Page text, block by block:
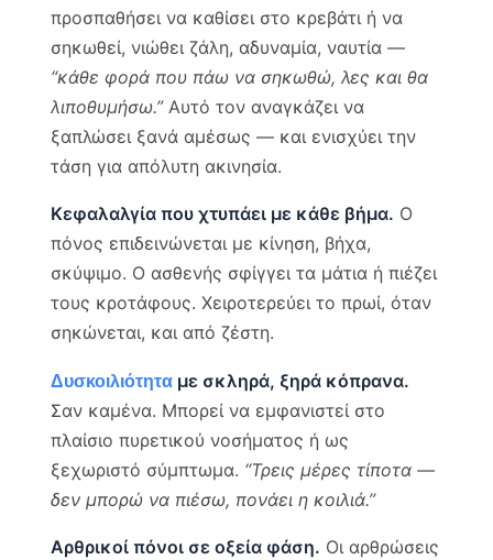
προσπαθήσει να καθίσει στο κρεβάτι ή να
σηκωθεί, νιώθει ζάλη, αδυναμία, ναυτία —
“κάθε φορά που πάω να σηκωθώ, λες και θα
λιποθυμήσω.”Αυτό τον αναγκάζει να
ξαπλώσει ξανά αμέσως — και ενισχύει την
τάση για απόλυτη ακινησία.
Κεφαλαλγία που χτυπάει με κάθε βήμα. Ο
πόνος επιδεινώνεται με κίνηση, βήχα,
σκύψιμο. Ο ασθενής σφίγγει τα μάτια ή πιέζει
τους κροτάφους. Χειροτερεύει το πρωί, όταν
σηκώνεται, και από ζέστη.
Δυσκοιλιότητα με σκληρά, ξηρά κόπρανα.
Σαν καμένα. Μπορεί να εμφανιστεί στο
πλαίσιο πυρετικού νοσήματος ή ως
ξεχωριστό σύμπτωμα. “Τρεις μέρες τίποτα —
δεν μπορώ να πιέσω, πονάει η κοιλιά.”
Αρθρικοί πόνοι σε οξεία φάση. Οι αρθρώσεις